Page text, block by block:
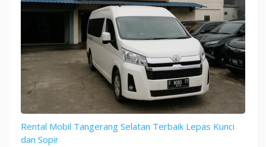
Rental Mobil Tangerang Selatan Terbaik Lepas Kunci
dan Sopir